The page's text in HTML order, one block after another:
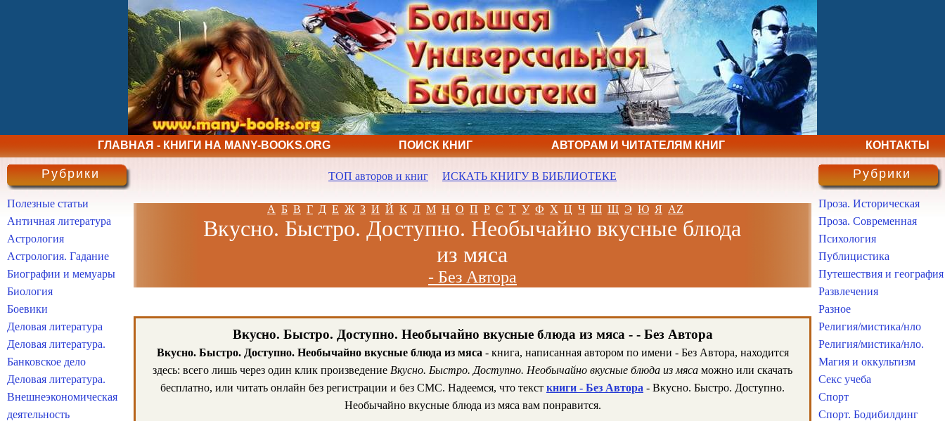
ГЛАВНАЯ - КНИГИ НА MANY-BOOKS.ORG ПОИСК КНИГ АВТОРАМ И ЧИТАТЕЛЯМ КНИГ КОНТАКТЫ
ТОП авторов и книг ИСКАТЬ КНИГУ В БИБЛИОТЕКЕ
А Б В Г Д Е Ж З И Й К Л М Н О П Р С Т У Ф Х Ц Ч Ш Щ Э Ю Я AZ
Вкусно. Быстро. Доступно. Необычайно вкусные блюда
из мяса
- Без Автора
Вкусно. Быстро. Доступно. Необычайно вкусные блюда из мяса - - Без Автора
Вкусно. Быстро. Доступно. Необычайно вкусные блюда из мяса - книга, написанная автором по имени - Без Автора, находится
здесь: всего лишь через один клик произведение Вкусно. Быстро. Доступно. Необычайно вкусные блюда из мяса можно или скачать
бесплатно, или читать онлайн без регистрации и без СМС. Надеемся, что текст книги - Без Автора - Вкусно. Быстро. Доступно.
Необычайно вкусные блюда из мяса вам понравится.
Рубрики
Полезные статьи
Античная литература
Астрология
Астрология. Гадание
Биографии и мемуары
Биология
Боевики
Деловая литература
Деловая литература.
Банковское дело
Деловая литература.
Внешнеэкономическая
деятельность
Рубрики
Проза. Историческая
Проза. Современная
Психология
Публицистика
Путешествия и география
Развлечения
Разное
Религия/мистика/нло
Религия/мистика/нло.
Магия и оккультизм
Секс учеба
Спорт
Спорт. Бодибилдинг